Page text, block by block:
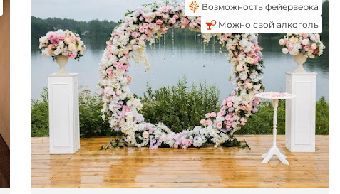
Возможность фейерверка
Можно свой алкоголь